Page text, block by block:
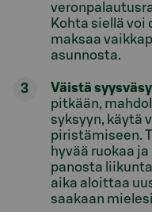
Kohta siellä
maksaa
asunnosta.
Väistä
pitkään,
syksyyn, käytä
piristämiseen.
hyvää ruokaa
panosta
aika aloittaa
saakaan